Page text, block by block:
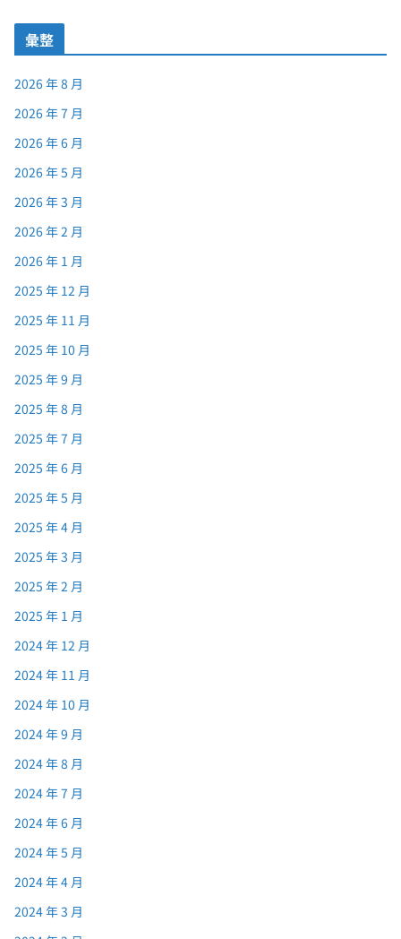
彙整
2026 年 8 月
2026 年 7 月
2026 年 6 月
2026 年 5 月
2026 年 3 月
2026 年 2 月
2026 年 1 月
2025 年 12 月
2025 年 11 月
2025 年 10 月
2025 年 9 月
2025 年 8 月
2025 年 7 月
2025 年 6 月
2025 年 5 月
2025 年 4 月
2025 年 3 月
2025 年 2 月
2025 年 1 月
2024 年 12 月
2024 年 11 月
2024 年 10 月
2024 年 9 月
2024 年 8 月
2024 年 7 月
2024 年 6 月
2024 年 5 月
2024 年 4 月
2024 年 3 月